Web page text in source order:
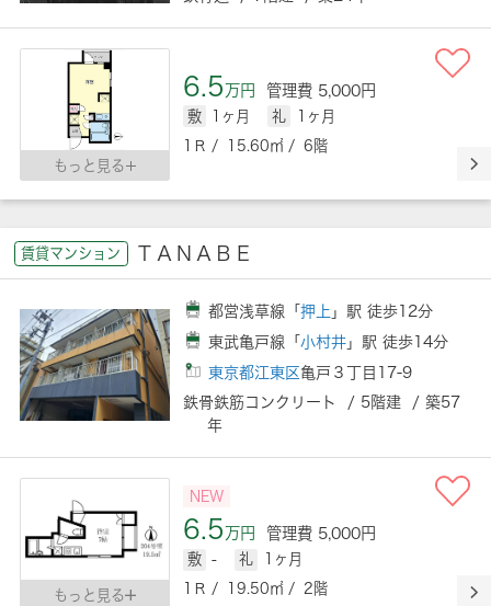
もっと見る
6.5万円 管理費 5,000円
敷 1ヶ月 礼
1ヶ月
1Ｒ / 15.60㎡ / 6階
賃貸マンション ＴＡＮＡＢＥ
都営浅草線「押上 」駅 徒歩12分
東武亀戸線「小村井 」駅 徒歩14分
東京都江東区亀戸３丁目17-9
鉄骨鉄筋コンクリート / 5階建 / 築57
年
もっと見る
NEW
6.5万円 管理費 5,000円
敷 - 礼
1ヶ月
1Ｒ / 19.50㎡ / 2階